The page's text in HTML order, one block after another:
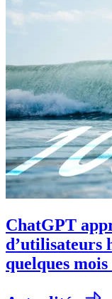
ChatGPT
d’utilisateurs
quelques